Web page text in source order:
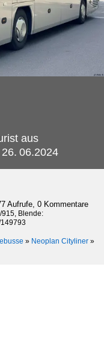
aus
06.2024
Aufrufe, 0 Kommentare
915, Blende:
» Neoplan Cityliner »